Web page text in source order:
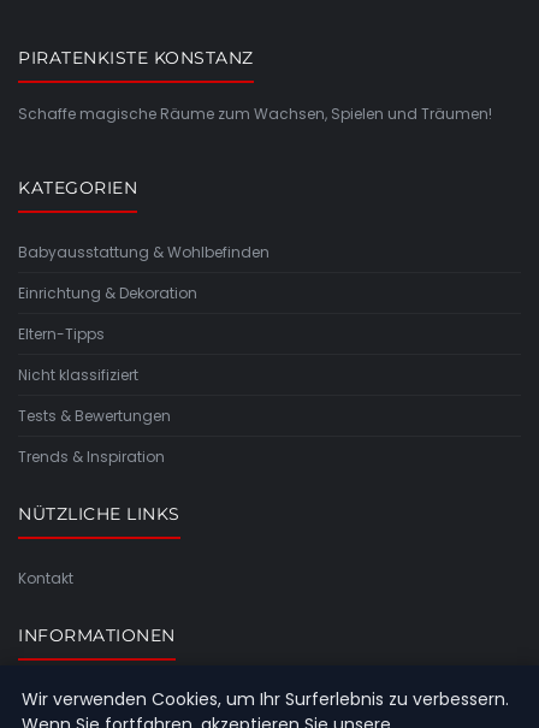
PIRATENKISTE KONSTANZ
Schaffe magische Räume zum Wachsen, Spielen und Träumen!
KATEGORIEN
Babyausstattung & Wohlbefinden
Einrichtung & Dekoration
Eltern-Tipps
Nicht klassifiziert
Tests & Bewertungen
Trends & Inspiration
NÜTZLICHE LINKS
Kontakt
INFORMATIONEN
Seitenübersicht
Wir verwenden Cookies, um Ihr Surferlebnis zu verbessern.